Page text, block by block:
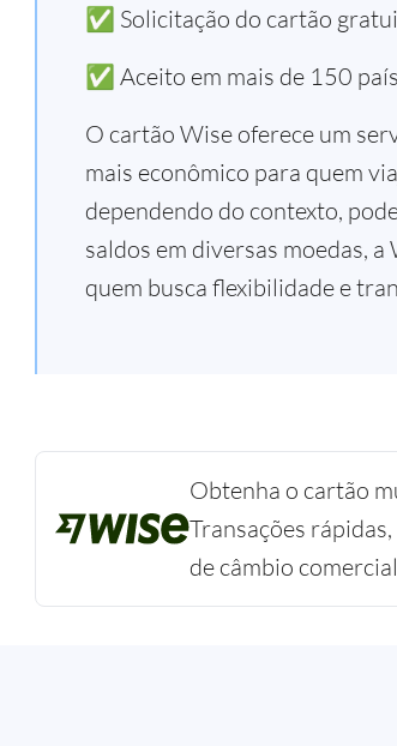
✅ Solicitação do cartão
✅ Aceito em mais de 150
O cartão Wise oferece um
mais econômico para quem
dependendo do contexto,
saldos em diversas moedas,
quem busca flexibilidade e
Obtenha o cartão
Transações
de câmbio